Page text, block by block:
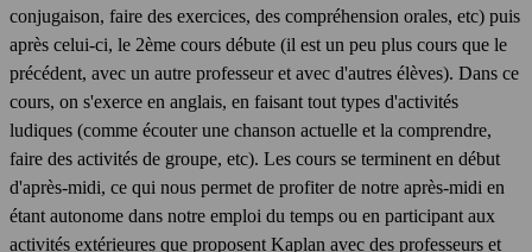
conjugaison, faire des exercices, des compréhension orales, etc) puis
après celui-ci, le 2ème cours débute (il est un peu plus cours que le
précédent, avec un autre professeur et avec d'autres élèves). Dans ce
cours, on s'exerce en anglais, en faisant tout types d'activités
ludiques (comme écouter une chanson actuelle et la comprendre,
faire des activités de groupe, etc). Les cours se terminent en début
d'après-midi, ce qui nous permet de profiter de notre après-midi en
étant autonome dans notre emploi du temps ou en participant aux
activités extérieures que proposent Kaplan avec des professeurs et